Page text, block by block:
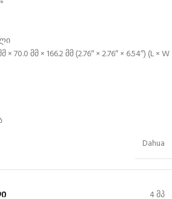
მმ × 166.2 მმ (2.76″ × 2.76″ × 6.54″) (L × W
Dahua
4 მპ